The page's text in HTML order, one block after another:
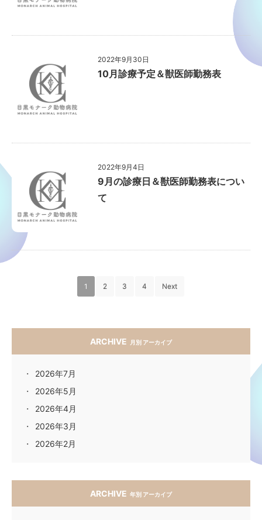
2022年9月30日
10月診療予定＆獣医師勤務表
2022年9月4日
9月の診療日＆獣医師勤務表につい
て
1 2 3 4 Next
ARCHIVE 月別 アーカイブ
2026年7月
2026年5月
2026年4月
2026年3月
2026年2月
ARCHIVE 年別 アーカイブ